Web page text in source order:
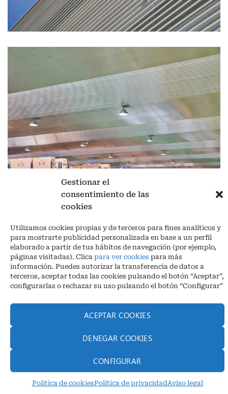
Gestionar el
consentimiento de las
cookies
Utilizamos cookies propias y de terceros para fines analíticos y
para mostrarte publicidad personalizada en base a un perfil
elaborado a partir de tus hábitos de navegación (por ejemplo,
páginas visitadas). Clica para ver cookies para más
información. Puedes autorizar la transferencia de datos a
terceros, aceptar todas las cookies pulsando el botón “Aceptar”,
configurarlas o rechazar su uso pulsando el botón “Configurar”
ACEPTAR COOKIES
DENEGAR COOKIES
CONFIGURAR
Política de cookiesPolítica de privacidadAviso legal
Aviso legal|Política de privacidad
Ctra. A-3132, De Aguilar a A-318 por Moriles km 15,5 M.I. (Córdoba)
España
COORDENADAS: Latitud: 37,40 – Longitud -04,58 | Telf. + 34 957 51
30 68
info@infrico.com Infrico SL 2026©. Diseñado porBabait Technology